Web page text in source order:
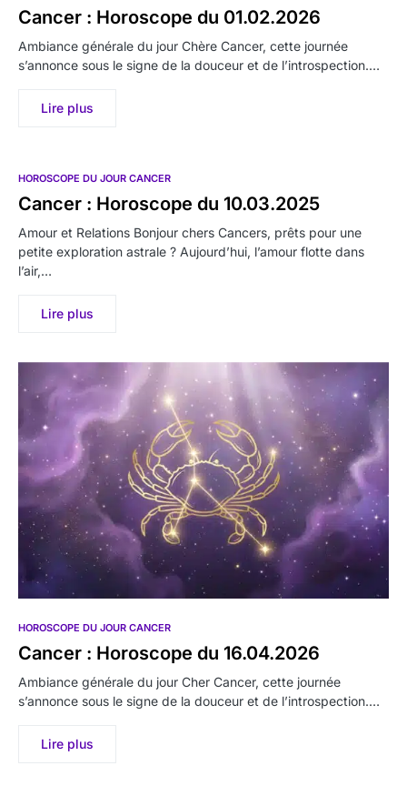
Cancer : Horoscope du 01.02.2026
Ambiance générale du jour Chère Cancer, cette journée
s’annonce sous le signe de la douceur et de l’introspection.…
Lire plus
HOROSCOPE DU JOUR CANCER
Cancer : Horoscope du 10.03.2025
Amour et Relations Bonjour chers Cancers, prêts pour une
petite exploration astrale ? Aujourd’hui, l’amour flotte dans
l’air,…
Lire plus
HOROSCOPE DU JOUR CANCER
Cancer : Horoscope du 16.04.2026
Ambiance générale du jour Cher Cancer, cette journée
s’annonce sous le signe de la douceur et de l’introspection.…
Lire plus